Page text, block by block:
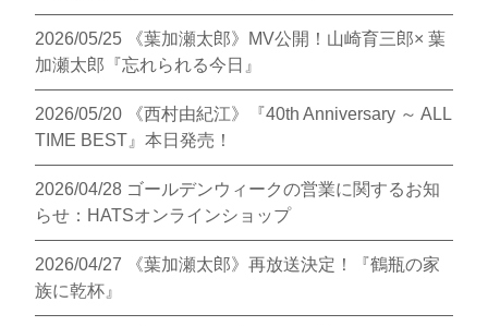
2026/05/25
《葉加瀬太郎》MV公開！山崎育三郎× 葉
加瀬太郎『忘れられる今日』
2026/05/20
《西村由紀江》『40th Anniversary ～ ALL
TIME BEST』本日発売！
2026/04/28 ゴールデンウィークの営業に関するお知
らせ：HATSオンラインショップ
2026/04/27
《葉加瀬太郎》再放送決定！『鶴瓶の家
族に乾杯』